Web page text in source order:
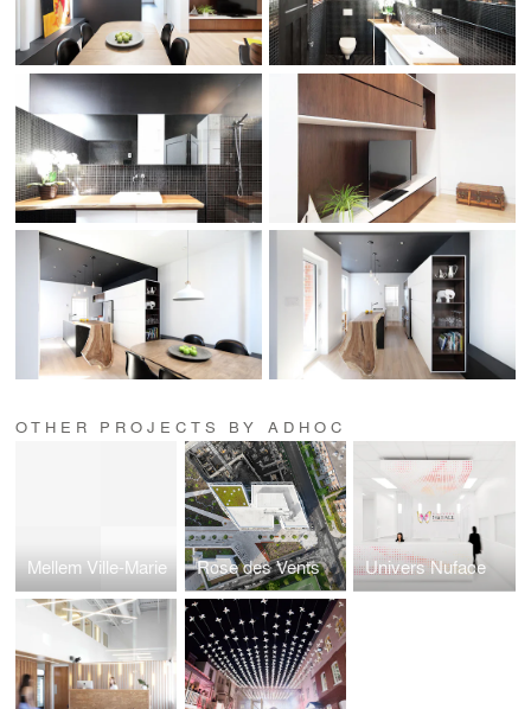
OTHER PROJECTS BY ADHOC
Mellem Ville-Marie Rose des Vents Univers Nuface